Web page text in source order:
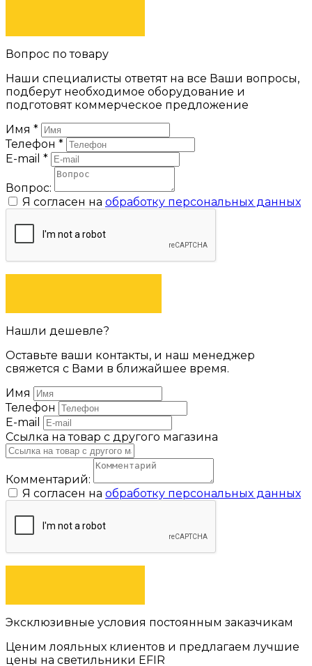
Вопрос по товару
Наши специалисты ответят на все Ваши вопросы,
подберут необходимое оборудование и
подготовят коммерческое предложение
Имя *
Телефон *
E-mail *
Вопрос:
Я согласен на обработку персональных данных
Нашли дешевле?
Оставьте ваши контакты, и наш менеджер
свяжется с Вами в ближайшее время.
Имя
Телефон
E-mail
Ссылка на товар с другого магазина
Комментарий:
Я согласен на обработку персональных данных
Эксклюзивные условия постоянным заказчикам
Ценим лояльных клиентов и предлагаем лучшие
цены на светильники EFIR